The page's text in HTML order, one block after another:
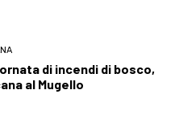
di incendi di bosco,
al Mugello